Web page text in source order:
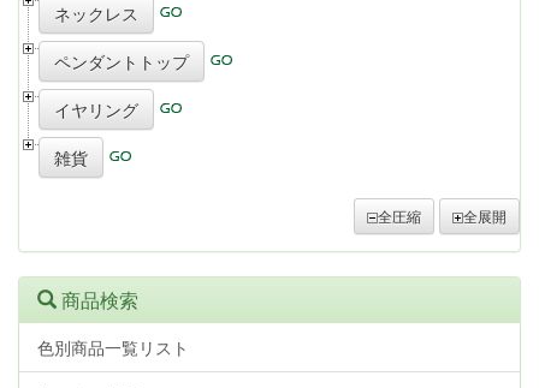
ネックレス
ペンダントトップ
イヤリング
雑貨
全圧縮 全展開
商品検索
色別商品一覧リスト